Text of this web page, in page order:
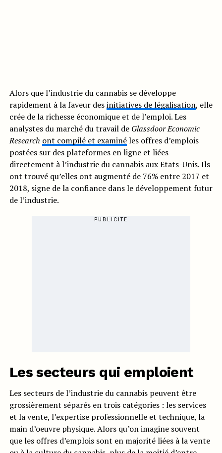
Alors que l’industrie du cannabis se développe
rapidement à la faveur desinitiatives de légalisation, elle
crée de la richesse économique et de l’emploi. Les
analystes du marché du travail de Glassdoor Economic
Research ont compilé et examinéles offres d’emplois
postées sur des plateformes en ligne et liées
directement à l’industrie du cannabis aux Etats-Unis. Ils
ont trouvé qu’elles ont augmenté de 76% entre 2017 et
2018, signe de la confiance dans le développement futur
de l’industrie.
PUBLICITE
Les secteurs qui emploient
Les secteurs de l’industrie du cannabis peuvent être
grossièrement séparés en trois catégories : les services
et la vente, l’expertise professionnelle et technique, la
main d’oeuvre physique. Alors qu’on imagine souvent
que les offres d’emplois sont en majorité liées à la vente